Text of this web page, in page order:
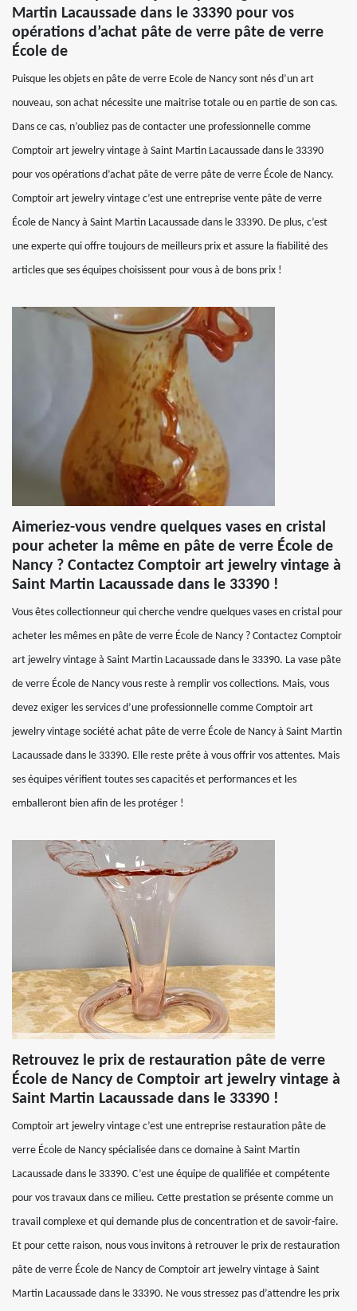
Martin Lacaussade dans le 33390 pour vos
opérations d’achat pâte de verre pâte de verre
École de
Puisque les objets en pâte de verre Ecole de Nancy sont nés d’un art
nouveau, son achat nécessite une maitrise totale ou en partie de son cas.
Dans ce cas, n’oubliez pas de contacter une professionnelle comme
Comptoir art jewelry vintage à Saint Martin Lacaussade dans le 33390
pour vos opérations d’achat pâte de verre pâte de verre École de Nancy.
Comptoir art jewelry vintage c’est une entreprise vente pâte de verre
École de Nancy à Saint Martin Lacaussade dans le 33390. De plus, c’est
une experte qui offre toujours de meilleurs prix et assure la fiabilité des
articles que ses équipes choisissent pour vous à de bons prix !
Aimeriez-vous vendre quelques vases en cristal
pour acheter la même en pâte de verre École de
Nancy ? Contactez Comptoir art jewelry vintage à
Saint Martin Lacaussade dans le 33390 !
Vous êtes collectionneur qui cherche vendre quelques vases en cristal pour
acheter les mêmes en pâte de verre École de Nancy ? Contactez Comptoir
art jewelry vintage à Saint Martin Lacaussade dans le 33390. La vase pâte
de verre École de Nancy vous reste à remplir vos collections. Mais, vous
devez exiger les services d’une professionnelle comme Comptoir art
jewelry vintage société achat pâte de verre École de Nancy à Saint Martin
Lacaussade dans le 33390. Elle reste prête à vous offrir vos attentes. Mais
ses équipes vérifient toutes ses capacités et performances et les
emballeront bien afin de les protéger !
Retrouvez le prix de restauration pâte de verre
École de Nancy de Comptoir art jewelry vintage à
Saint Martin Lacaussade dans le 33390 !
Comptoir art jewelry vintage c’est une entreprise restauration pâte de
verre École de Nancy spécialisée dans ce domaine à Saint Martin
Lacaussade dans le 33390. C’est une équipe de qualifiée et compétente
pour vos travaux dans ce milieu. Cette prestation se présente comme un
travail complexe et qui demande plus de concentration et de savoir-faire.
Et pour cette raison, nous vous invitons à retrouver le prix de restauration
pâte de verre École de Nancy de Comptoir art jewelry vintage à Saint
Martin Lacaussade dans le 33390. Ne vous stressez pas d’attendre les prix